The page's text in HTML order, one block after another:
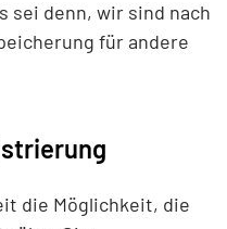
sei denn, wir sind nach
für andere
die Möglichkeit, die